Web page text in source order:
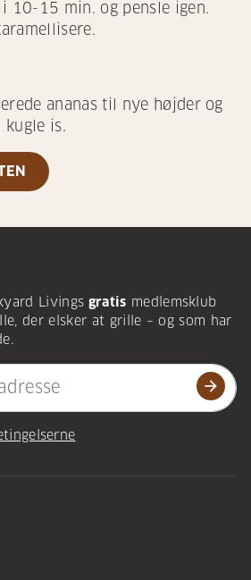
10-15 min. og pensle igen.
ananas til nye højder og
kugle is.
Livings gratis medlemsklub
der elsker at grille – og som har
arrow_forward